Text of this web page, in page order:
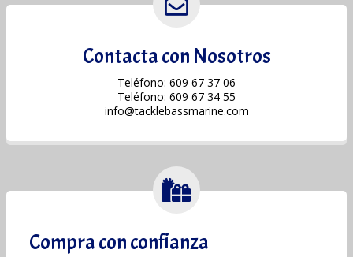
Contacta con Nosotros
Teléfono: 609 67 37 06
Teléfono: 609 67 34 55
info@tacklebassmarine.com
Compra con confianza